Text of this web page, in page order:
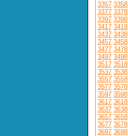
3357 3358
3377 3378
3397 3398
3417 3418
3437 3438
3457 3458
3477 3478
3497 3498
3517 3518
3537 3538
3557 3558
3577 3578
3597 3598
3617 3618
3637 3638
3657 3658
3677 3678
3697 3698